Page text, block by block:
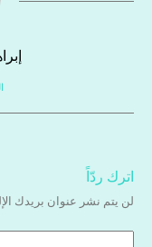
اترك ردّاً
لن يتم نشر عنوان بريدك